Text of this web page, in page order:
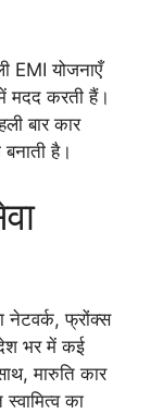
EMI योजनाएँ
मदद करती हैं।
बार कार
है।
नेटवर्क, फ्रोंक्स
भर में कई
मारुति कार
का